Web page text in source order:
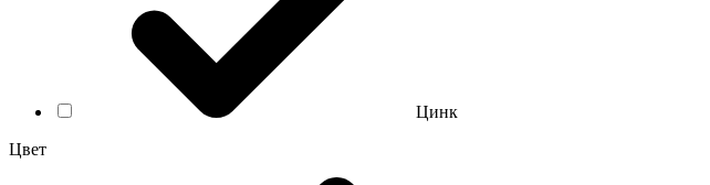
Цинк
Цвет